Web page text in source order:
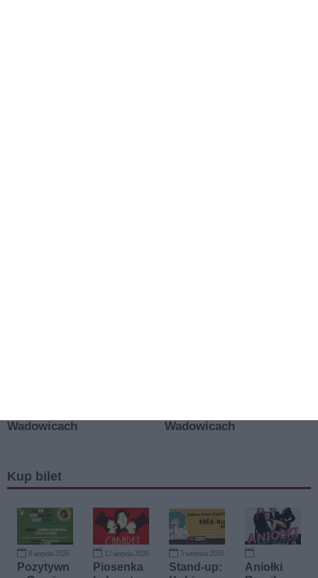
Kup bilet
8 sierpnia 2026
Pozytywn
12 sierpnia 2026
Piosenka
5 września 2026
Stand-up:
11 września 2026
Aniołki